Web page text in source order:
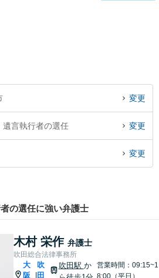
変更
遺言執行者の選任 変更
変更
の選任に強い弁護士
木村 栄作 弁護士
吹田総合法律事務所
大
阪
吹
田
吹田駅 か
営業時間：09:15~1
8:00（平日）